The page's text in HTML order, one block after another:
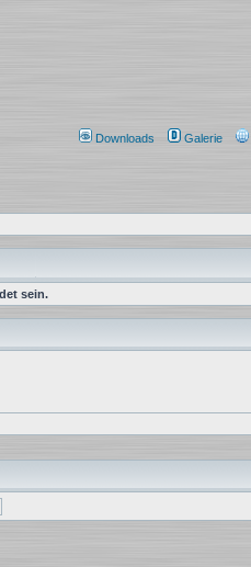
Downloads Galerie
sein.